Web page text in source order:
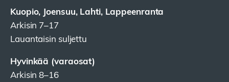
Kuopio, Joensuu, Lahti, Lappeenranta
Arkisin 7–17
Lauantaisin suljettu
Hyvinkää (varaosat)
Arkisin 8–16